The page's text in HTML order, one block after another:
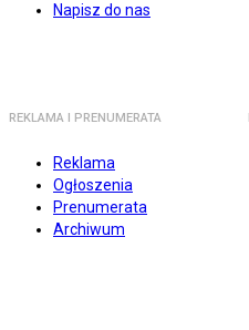
Napisz do nas
REKLAMA I PRENUMERATA
Reklama
Ogłoszenia
Prenumerata
Archiwum